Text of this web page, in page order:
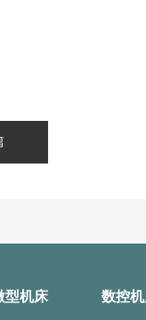
型机床 数控